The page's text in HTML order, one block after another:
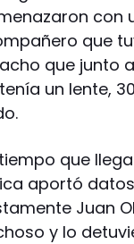
con
que
que junto
un lente,
que
aportó
Juan
y lo